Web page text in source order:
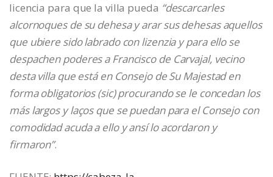
licencia para que la villa pueda “descarcarles
alcornoques de su dehesa y arar sus dehesas aquellos
que ubiere sido labrado con lizenzia y para ello se
despachen poderes a Francisco de Carvajal, vecino
desta villa que está en Consejo de Su Majestad en
forma obligatorios (sic) procurando se le concedan los
más largos y laços que se puedan para el Consejo con
comodidad acuda a ello y ansí lo acordaron y
firmaron”.